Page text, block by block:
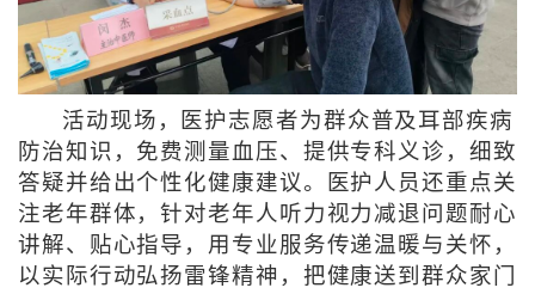
活动现场，医护志愿者为群众普及耳部疾病
防治知识，免费测量血压、提供专科义诊，细致
答疑并给出个性化健康建议。医护人员还重点关
注老年群体，针对老年人听力视力减退问题耐心
讲解、贴心指导，用专业服务传递温暖与关怀，
以实际行动弘扬雷锋精神，把健康送到群众家门